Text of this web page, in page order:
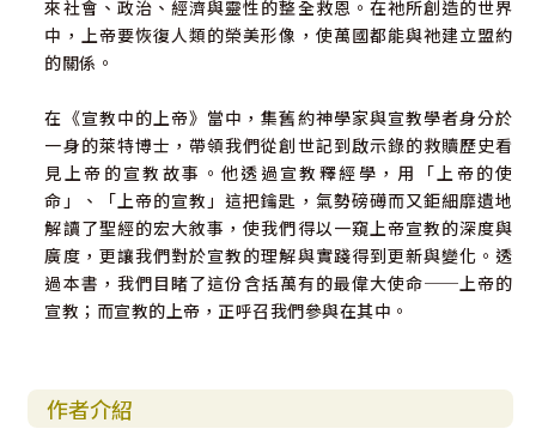
來社會、政治、經濟與靈性的整全救恩。在祂所創造的世界
中，上帝要恢復人類的榮美形像，使萬國都能與祂建立盟約
的關係。
在《宣教中的上帝》當中，集舊約神學家與宣教學者身分於
一身的萊特博士，帶領我們從創世記到啟示錄的救贖歷史看
見上帝的宣教故事。他透過宣教釋經學，用「上帝的使
命」、「上帝的宣教」這把鑰匙，氣勢磅礡而又鉅細靡遺地
解讀了聖經的宏大敘事，使我們得以一窺上帝宣教的深度與
廣度，更讓我們對於宣教的理解與實踐得到更新與變化。透
過本書，我們目睹了這份含括萬有的最偉大使命──上帝的
宣教；而宣教的上帝，正呼召我們參與在其中。
作者介紹